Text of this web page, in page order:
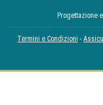
Progettazione
Termini e Condizioni -